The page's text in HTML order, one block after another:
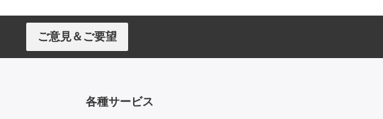
ご意見＆ご要望
各種サービス